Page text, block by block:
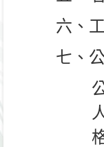
六、
七、